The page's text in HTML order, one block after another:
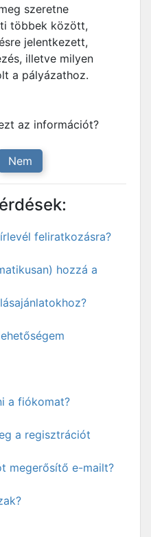
szeretne
többek között,
jelentkezett,
illetve milyen
a pályázathoz.
az információt?
Nem
feliratkozásra?
hozzá a
a fiókomat?
a regisztrációt
megerősítő e-mailt?